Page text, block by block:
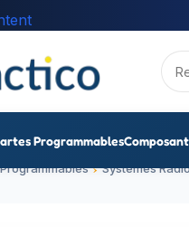
Programmables
Systèmes